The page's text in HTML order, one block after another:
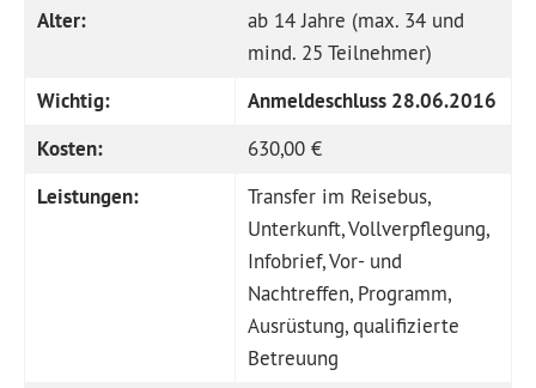
Alter:
ab 14 Jahre (max. 34 und
mind. 25 Teilnehmer)
Wichtig:
Anmeldeschluss 28.06.2016
Kosten:
630,00 €
Leistungen:
Transfer im Reisebus,
Unterkunft, Vollverpflegung,
Infobrief, Vor- und
Nachtreffen, Programm,
Ausrüstung, qualifizierte
Betreuung